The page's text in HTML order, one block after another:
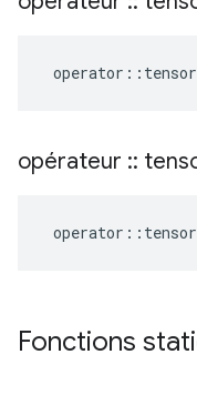
operator ::
opérateur ::
operator ::
Fonctions